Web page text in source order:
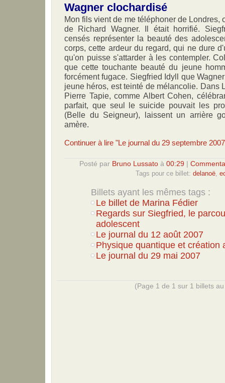
Wagner clochardisé
Mon fils vient de me téléphoner de Londres,
de Richard Wagner. Il était horrifié.
censés représenter la beauté des
corps, cette ardeur du regard, qui ne dure
qu'on puisse s'attarder à les contempler.
que cette touchante beauté du jeune
forcément fugace. Siegfried Idyll que
jeune héros, est teinté de mélancolie. Dans
Pierre Tapie, comme Albert Cohen,
parfait, que seul le suicide pouvait les
(Belle du Seigneur), laissent un arrière
amère.
Continuer à lire "Le journal du 29 septembre
Posté par Bruno Lussatoà 00:29
Tags pour ce billet: delanoë
Billets ayant les mêmes tags :
Le billet de Marina Fédier
Regards sur Siegfried, le
adolescent
Le journal du 12 août 2007
Physique quantique et création
Le journal du 29 mai 2007
(Page 1 de 1 sur 1 billets